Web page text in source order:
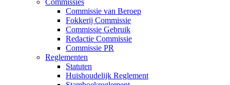
Commissies
Commissie van Beroep
Fokkerij Commissie
Commissie Gebruik
Redactie Commissie
Commissie PR
Reglementen
Statuten
Huishoudelijk Reglement